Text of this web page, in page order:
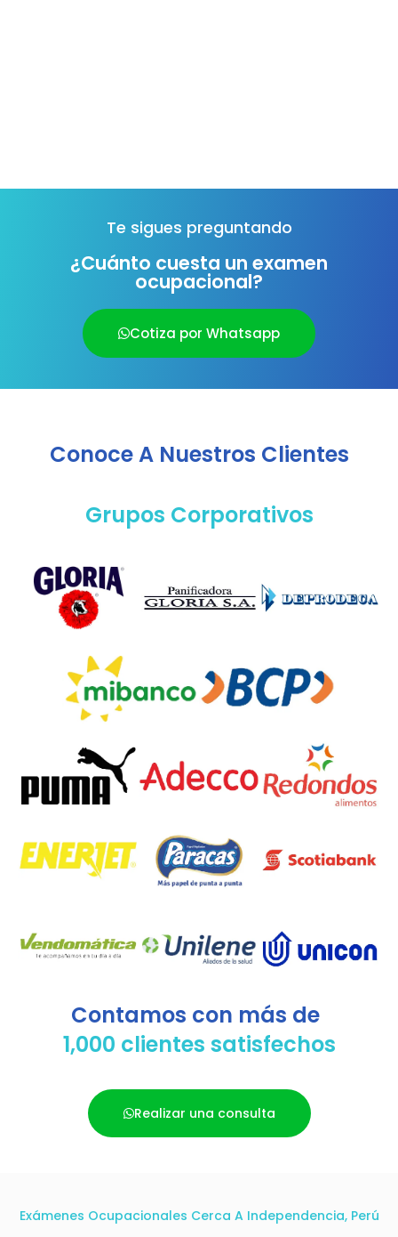
Te sigues preguntando
¿Cuánto cuesta un examen
ocupacional?
Cotiza por Whatsapp
Conoce A Nuestros Clientes
Grupos Corporativos
Cartera De Clientes
Contamos con más de
1,000 clientes satisfechos
Realizar una consulta
Exámenes Ocupacionales Cerca A Independencia, Perú